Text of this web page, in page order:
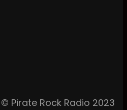
© Pirate Rock Radio 2023